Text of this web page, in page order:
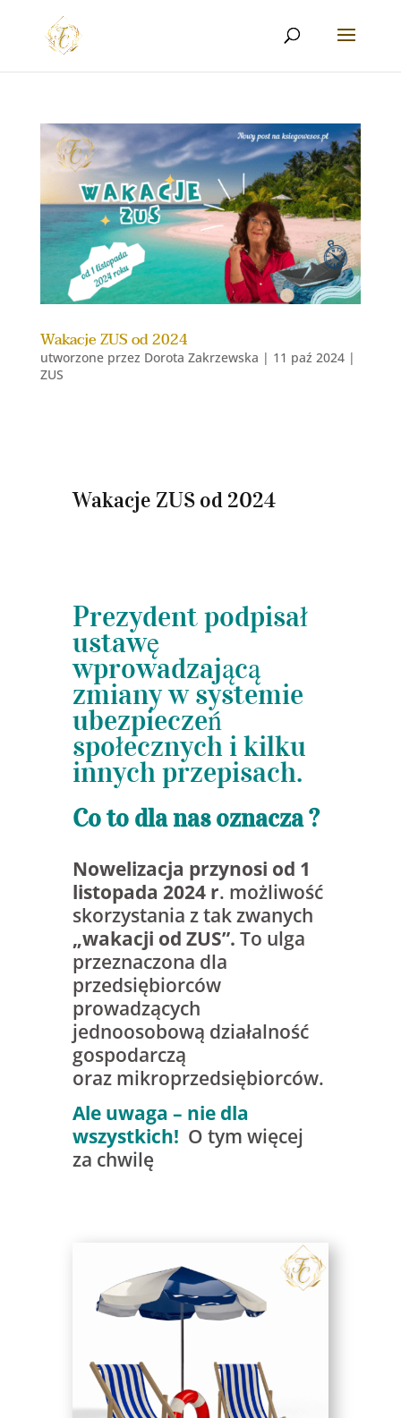
Wakacje ZUS od 2024
utworzone przez Dorota Zakrzewska | 11 paź 2024|
ZUS
Wakacje ZUS od 2024
Prezydent podpisał
ustawę
wprowadzającą
zmianyw systemie
ubezpieczeń
społecznychi kilku
innych przepisach.
Co to dla nas oznacza ?
Nowelizacja przynosi od 1
listopada 2024 r. możliwość
skorzystania z tak zwanych
„wakacji od ZUS”. To ulga
przeznaczona dla
przedsiębiorców
prowadzących
jednoosobową działalność
gospodarczą
oraz mikroprzedsiębiorców.
Ale uwaga – nie dla
wszystkich! O tym więcej
za chwilę